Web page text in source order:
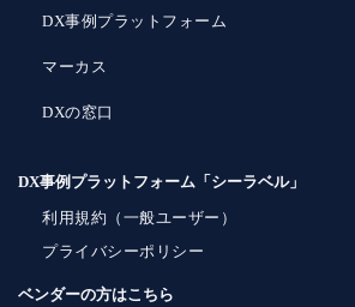
DX事例プラットフォーム
マーカス
DXの窓口
DX事例プラットフォーム「シーラベル」
利用規約（一般ユーザー）
プライバシーポリシー
ベンダーの方はこちら